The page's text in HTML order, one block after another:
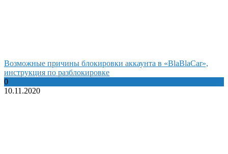
Возможные причины блокировки аккаунта в «BlaBlaCar»,
инструкция по разблокировке
0
10.11.2020